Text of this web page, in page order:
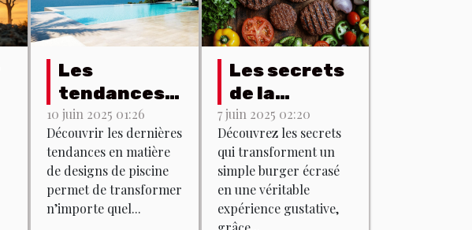
Les
tendances
actuelles en
matière de
designs de
piscine
10 juin 2025 01:26
Découvrir les dernières
tendances en matière
de designs de piscine
permet de transformer
n’importe quel...
Les secrets
de la
préparation
des burgers
écrasés
avec des
produits du
7 juin 2025 02:20
Découvrez les secrets
qui transforment un
simple burger écrasé
en une véritable
expérience gustative,